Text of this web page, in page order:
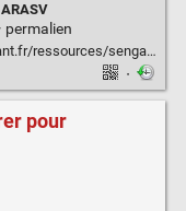
ARASV
permalien
une-demarche-eco-responsable/
·
pour